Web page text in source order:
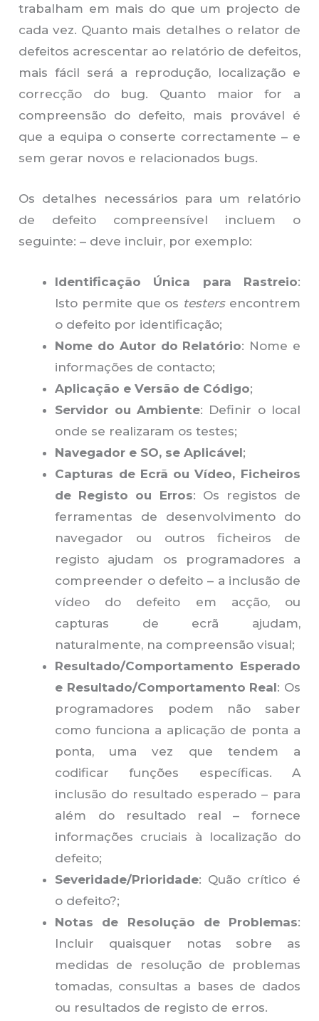
trabalham em mais do que um projecto de
cada vez. Quanto mais detalhes o relator de
defeitos acrescentar ao relatório de defeitos,
mais fácil será a reprodução, localização e
correcção do bug. Quanto maior for a
compreensão do defeito, mais provável é
que a equipa o conserte correctamente – e
sem gerar novos e relacionados bugs.
Os detalhes necessários para um relatório
de defeito compreensível incluem o
seguinte: – deve incluir, por exemplo:
Identificação Única para Rastreio:
Isto permite que os testersencontrem
o defeito por identificação;
Nome do Autor do Relatório: Nome e
informações de contacto;
Aplicação e Versão de Código;
Servidor ou Ambiente: Definir o local
onde se realizaram os testes;
Navegador e SO, se Aplicável;
Capturas de Ecrã ou Vídeo, Ficheiros
de Registo ou Erros: Os registos de
ferramentas de desenvolvimento do
navegador ou outros ficheiros de
registo ajudam os programadores a
compreender o defeito – a inclusão de
vídeo do defeito em acção, ou
capturas de ecrã ajudam,
naturalmente, na compreensão visual;
Resultado/Comportamento Esperado
e Resultado/Comportamento Real: Os
programadores podem não saber
como funciona a aplicação de ponta a
ponta, uma vez que tendem a
codificar funções específicas. A
inclusão do resultado esperado – para
além do resultado real – fornece
informações cruciais à localização do
defeito;
Severidade/Prioridade: Quão crítico é
o defeito?;
Notas de Resolução de Problemas:
Incluir quaisquer notas sobre as
medidas de resolução de problemas
tomadas, consultas a bases de dados
ou resultados de registo de erros.